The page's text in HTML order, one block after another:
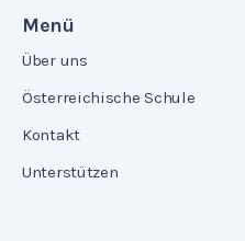
Menü
Über uns
Österreichische Schule
Kontakt
Unterstützen